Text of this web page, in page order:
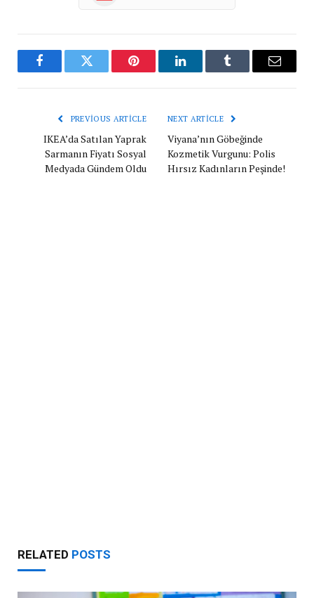
FacebookTwitter Pinterest LinkedInTumblr Email
PREVIOUS ARTICLE
IKEA’da Satılan Yaprak
Sarmanın Fiyatı Sosyal
Medyada Gündem Oldu
NEXT ARTICLE
Viyana’nın Göbeğinde
Kozmetik Vurgunu: Polis
Hırsız Kadınların Peşinde!
RELATED POSTS